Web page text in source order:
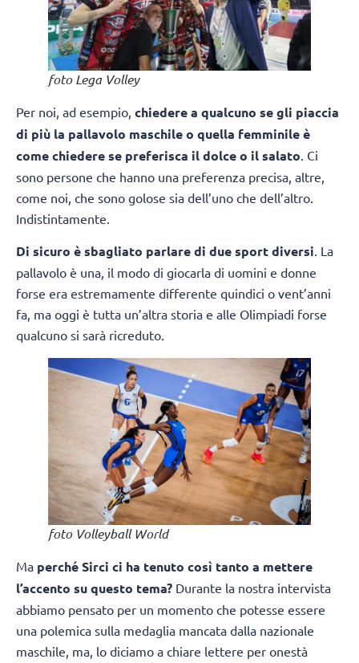
foto Lega Volley
Per noi, ad esempio, chiedere a qualcuno se gli piaccia
di più la pallavolo maschile o quella femminile è
come chiedere se preferisca il dolce o il salato . Ci
sono persone che hanno una preferenza precisa, altre,
come noi, che sono golose sia dell’uno che dell’altro.
Indistintamente.
Di sicuro è sbagliato parlare di due sport diversi . La
pallavolo è una, il modo di giocarla di uomini e donne
forse era estremamente differente quindici o vent’anni
fa, ma oggi è tutta un’altra storia e alle Olimpiadi forse
qualcuno si sarà ricreduto.
foto Volleyball World
Ma perché Sirci ci ha tenuto così tanto a mettere
l’accento su questo tema? Durante la nostra intervista
abbiamo pensato per un momento che potesse essere
una polemica sulla medaglia mancata dalla nazionale
maschile, ma, lo diciamo a chiare lettere per onestà